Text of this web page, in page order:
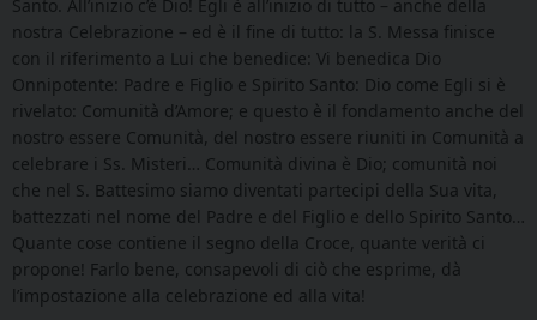
Santo. All’inizio c’è Dio! Egli è all’inizio di tutto – anche della
nostra Celebrazione – ed è il fine di tutto: la S. Messa finisce
con il riferimento a Lui che benedice: Vi benedica Dio
Onnipotente: Padre e Figlio e Spirito Santo: Dio come Egli si è
rivelato: Comunità d’Amore; e questo è il fondamento anche del
nostro essere Comunità, del nostro essere riuniti in Comunità a
celebrare i Ss. Misteri… Comunità divina è Dio; comunità noi
che nel S. Battesimo siamo diventati partecipi della Sua vita,
battezzati nel nome del Padre e del Figlio e dello Spirito Santo…
Quante cose contiene il segno della Croce, quante verità ci
propone! Farlo bene, consapevoli di ciò che esprime, dà
l’impostazione alla celebrazione ed alla vita!